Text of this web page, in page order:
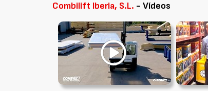
Combilift Iberia, S.L. - Vídeos